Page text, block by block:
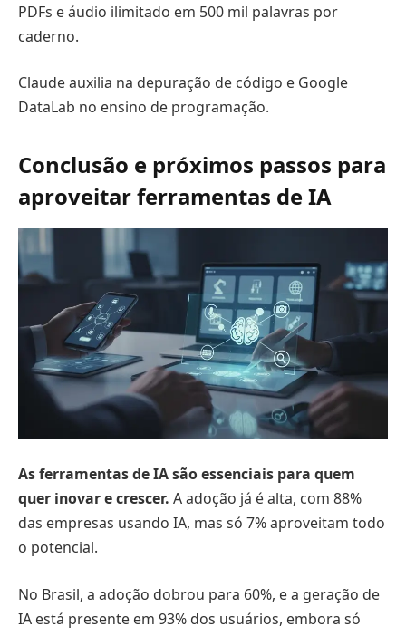
PDFs e áudio ilimitado em 500 mil palavras por
caderno.
Claude auxilia na depuração de código e Google
DataLab no ensino de programação.
Conclusão e próximos passos para
aproveitar ferramentas de IA
As ferramentas de IA são essenciais para quem
quer inovar e crescer. A adoção já é alta, com 88%
das empresas usando IA, mas só 7% aproveitam todo
o potencial.
No Brasil, a adoção dobrou para 60%, e a geração de
IA está presente em 93% dos usuários, embora só